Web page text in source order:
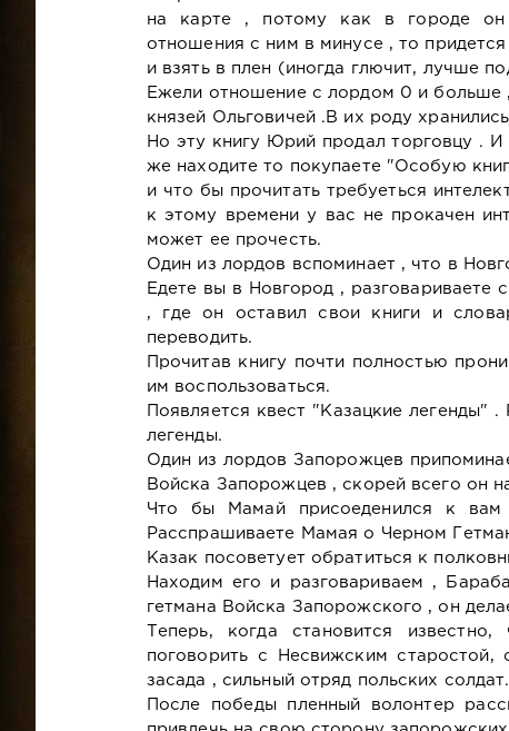
на карте , потому как в городе он
отношения с ним в минусе , то придется
и взять в плен (иногда глючит, лучше
Ежели отношение с лордом 0 и больше
князей Ольговичей .В их роду
Но эту книгу Юрий продал торговцу . И
же находите то покупаете "Особую
и что бы прочитать требуеться
к этому времени у вас не прокачен
может ее прочесть.
Один из лордов вспоминает , что в
Едете вы в Новгород , разговариваете
, где он оставил свои книги и
переводить.
Прочитав книгу почти полностью
им воспользоваться.
Появляется квест "Казацкие легенды"
легенды.
Один из лордов Запорожцев
Войска Запорожцев , скорей всего он
Что бы Мамай присоеденился к вам
Расспрашиваете Мамая о Черном
Казак посоветует обратиться к
Находим его и разговариваем ,
гетмана Войска Запорожского , он
Теперь, когда становится
поговорить с Несвижским
засада , сильный отряд польских солдат.
После победы пленный волонтер